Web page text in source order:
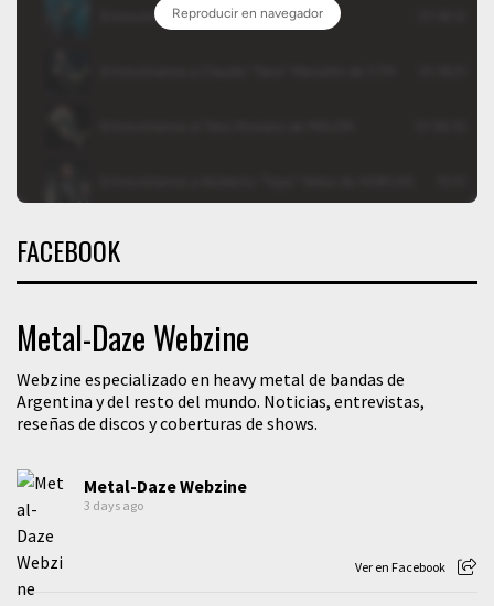
FACEBOOK
Metal-Daze Webzine
Webzine especializado en heavy metal de bandas de
Argentina y del resto del mundo. Noticias, entrevistas,
reseñas de discos y coberturas de shows.
Metal-Daze Webzine
3 days ago
Ver en Facebook